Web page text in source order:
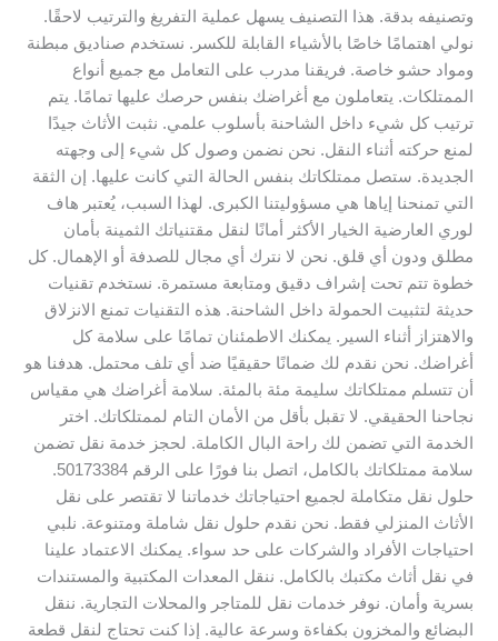
وتصنيفه بدقة. هذا التصنيف يسهل عملية التفريغ والترتيب لاحقًا.
نولي اهتمامًا خاصًا بالأشياء القابلة للكسر. نستخدم صناديق مبطنة
ومواد حشو خاصة. فريقنا مدرب على التعامل مع جميع أنواع
الممتلكات. يتعاملون مع أغراضك بنفس حرصك عليها تمامًا. يتم
ترتيب كل شيء داخل الشاحنة بأسلوب علمي. نثبت الأثاث جيدًا
لمنع حركته أثناء النقل. نحن نضمن وصول كل شيء إلى وجهته
الجديدة. ستصل ممتلكاتك بنفس الحالة التي كانت عليها. إن الثقة
التي تمنحنا إياها هي مسؤوليتنا الكبرى. لهذا السبب، يُعتبر هاف
لوري العارضية الخيار الأكثر أمانًا لنقل مقتنياتك الثمينة بأمان
مطلق ودون أي قلق. نحن لا نترك أي مجال للصدفة أو الإهمال. كل
خطوة تتم تحت إشراف دقيق ومتابعة مستمرة. نستخدم تقنيات
حديثة لتثبيت الحمولة داخل الشاحنة. هذه التقنيات تمنع الانزلاق
والاهتزاز أثناء السير. يمكنك الاطمئنان تمامًا على سلامة كل
أغراضك. نحن نقدم لك ضمانًا حقيقيًا ضد أي تلف محتمل. هدفنا هو
أن تتسلم ممتلكاتك سليمة مئة بالمئة. سلامة أغراضك هي مقياس
نجاحنا الحقيقي. لا تقبل بأقل من الأمان التام لممتلكاتك. اختر
الخدمة التي تضمن لك راحة البال الكاملة. لحجز خدمة نقل تضمن
سلامة ممتلكاتك بالكامل، اتصل بنا فورًا على الرقم 50173384.
حلول نقل متكاملة لجميع احتياجاتك خدماتنا لا تقتصر على نقل
الأثاث المنزلي فقط. نحن نقدم حلول نقل شاملة ومتنوعة. نلبي
احتياجات الأفراد والشركات على حد سواء. يمكنك الاعتماد علينا
في نقل أثاث مكتبك بالكامل. ننقل المعدات المكتبية والمستندات
بسرية وأمان. نوفر خدمات نقل للمتاجر والمحلات التجارية. ننقل
البضائع والمخزون بكفاءة وسرعة عالية. إذا كنت تحتاج لنقل قطعة